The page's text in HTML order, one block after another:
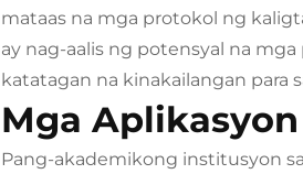
mataas na mga protokol ng
ay nag-aalis ng potensyal na
katatagan na kinakailangan para
Mga
Pang-akademikong institusyon